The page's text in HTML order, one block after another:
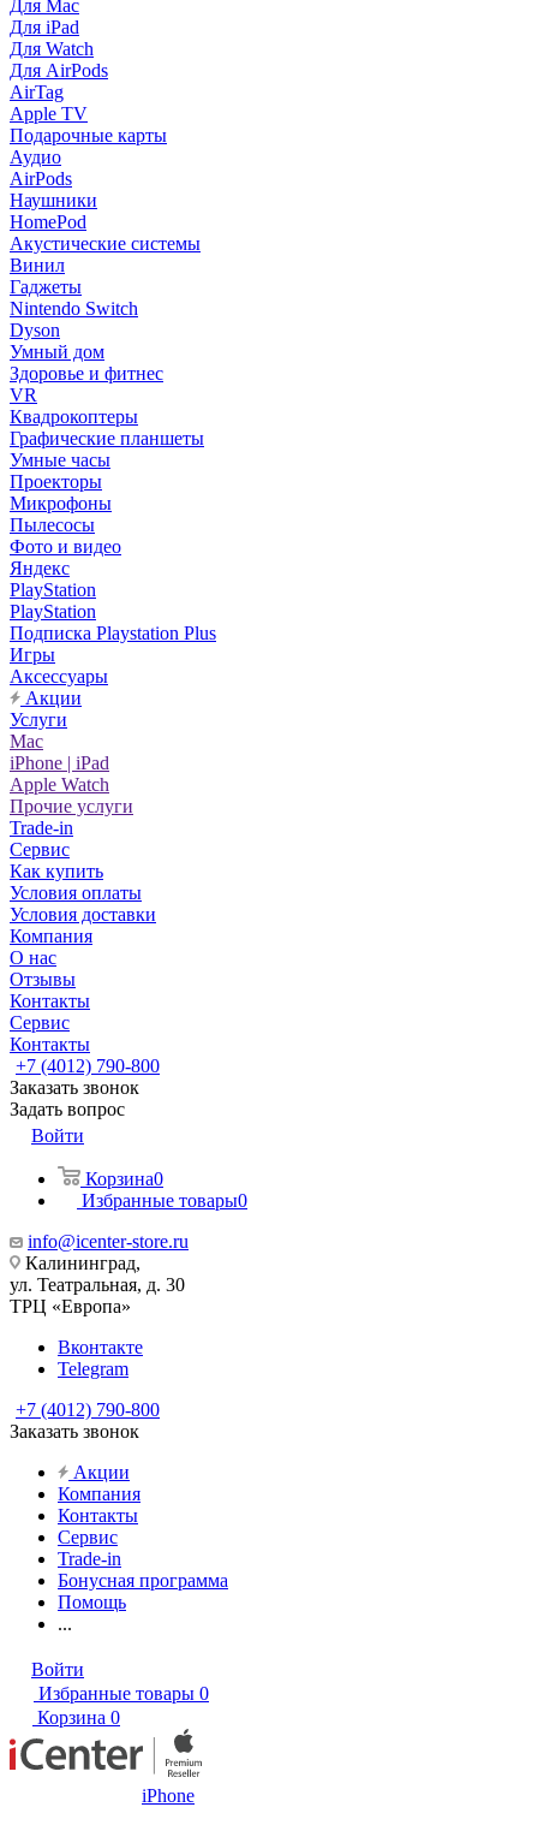
Для Mac
Для iPad
Для Watch
Для AirPods
AirTag
Apple TV
Подарочные карты
Аудио
AirPods
Наушники
HomePod
Акустические системы
Винил
Гаджеты
Nintendo Switch
Dyson
Умный дом
Здоровье и фитнес
VR
Квадрокоптеры
Графические планшеты
Умные часы
Проекторы
Микрофоны
Пылесосы
Фото и видео
Яндекс
PlayStation
PlayStation
Подписка Playstation Plus
Игры
Аксессуары
Акции
Услуги
Mac
iPhone | iPad
Apple Watch
Прочие услуги
Trade-in
Сервис
Как купить
Условия оплаты
Условия доставки
Компания
О нас
Отзывы
Контакты
Сервис
Контакты
+7 (4012) 790-800
Заказать звонок
Задать вопрос
Войти
Корзина0
Избранные товары0
info@icenter-store.ru
Калининград,
ул. Театральная, д. 30
ТРЦ «Европа»
Вконтакте
Telegram
+7 (4012) 790-800
Заказать звонок
Акции
Компания
Контакты
Сервис
Trade-in
Бонусная программа
Помощь
...
Войти
Избранные товары 0
Корзина 0
iPhone